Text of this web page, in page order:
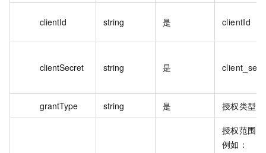
clientId string 是 clientId
clientSecret string 是
grantType string 是 授权类型
授权范围
例如：